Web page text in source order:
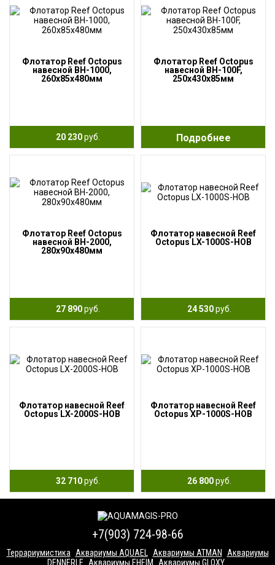
Флотатор Reef Octopus
навесной BH-1000,
260x85x480мм
20 230руб.
Флотатор Reef Octopus
навесной BH-100F,
250x430x85мм
Подробнее
Флотатор Reef Octopus
навесной BH-2000,
280x90x480мм
27 890руб.
Флотатор навесной Reef
Octopus LX-1000S-HOB
24 530руб.
Флотатор навесной Reef
Octopus LX-2000S-HOB
32 710руб.
Флотатор навесной Reef
Octopus XP-1000S-HOB
26 800руб.
+7(903) 724-98-66
Террариумистика Аквариумы AQUAEL Аквариумы ATMAN
Аквариумы
DENNERLE
Аквариумы EHEIM Аквариумы GLOXY